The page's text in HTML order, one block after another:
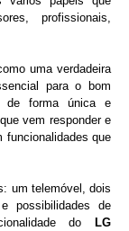
profissionais,
uma verdadeira
para o bom
de forma única e
vem responder e
funcionalidades que
um telemóvel, dois
possibilidades de
do
LG